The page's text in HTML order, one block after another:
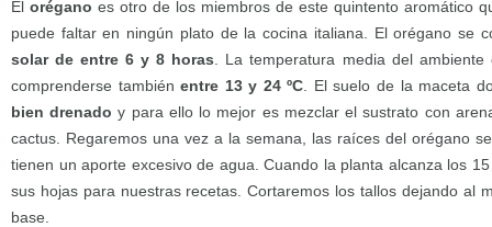
El orégano es otro de los miembros de este quintento aromático
puede faltar en ningún plato de la cocina italiana. El orégano se
solar de entre 6 y 8 horas . La temperatura media del
comprenderse tambiénentre 13 y 24 ºC . El suelo de la maceta
bien drenado y para ello lo mejor es mezclar el sustrato con
cactus. Regaremos una vez a la semana, las raíces del orégano
tienen un aporte excesivo de agua. Cuando la planta alcanza los
sus hojas para nuestras recetas. Cortaremos los tallos dejando al
base.